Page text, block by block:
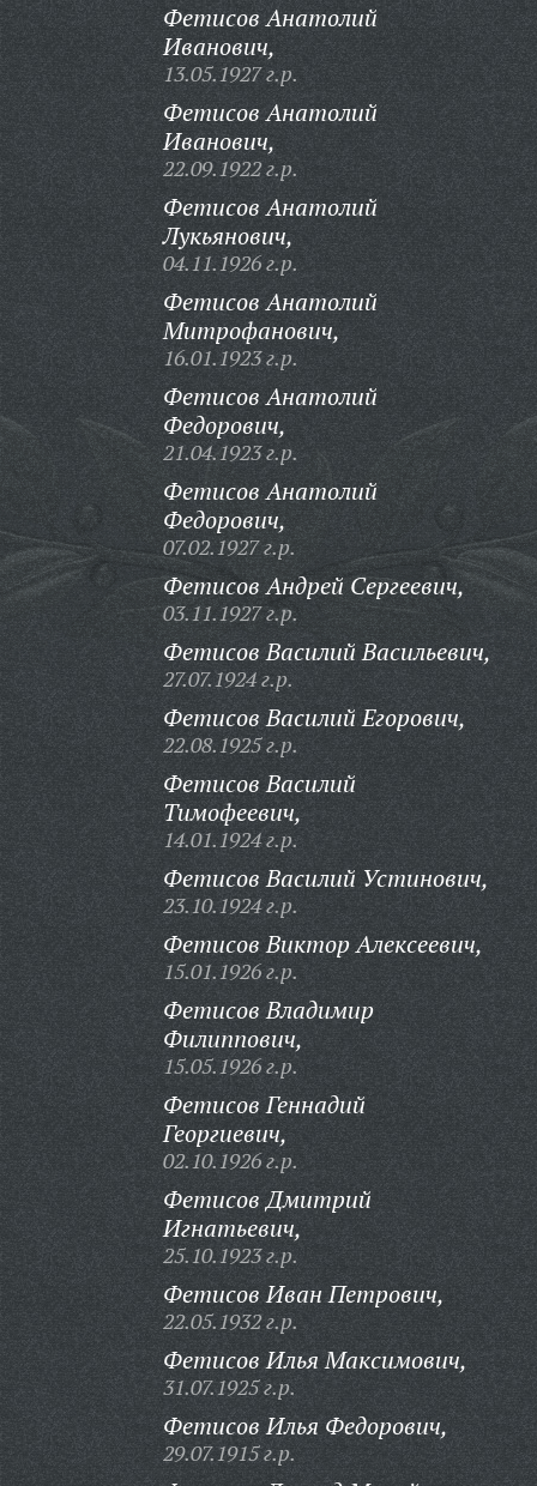
Фетисов Анатолий
Иванович,
13.05.1927 г.р.
Фетисов Анатолий
Иванович,
22.09.1922 г.р.
Фетисов Анатолий
Лукьянович,
04.11.1926 г.р.
Фетисов Анатолий
Митрофанович,
16.01.1923 г.р.
Фетисов Анатолий
Федорович,
21.04.1923 г.р.
Фетисов Анатолий
Федорович,
07.02.1927 г.р.
Фетисов Андрей Сергеевич,
03.11.1927 г.р.
Фетисов Василий Васильевич,
27.07.1924 г.р.
Фетисов Василий Егорович,
22.08.1925 г.р.
Фетисов Василий
Тимофеевич,
14.01.1924 г.р.
Фетисов Василий Устинович,
23.10.1924 г.р.
Фетисов Виктор Алексеевич,
15.01.1926 г.р.
Фетисов Владимир
Филиппович,
15.05.1926 г.р.
Фетисов Геннадий
Георгиевич,
02.10.1926 г.р.
Фетисов Дмитрий
Игнатьевич,
25.10.1923 г.р.
Фетисов Иван Петрович,
22.05.1932 г.р.
Фетисов Илья Максимович,
31.07.1925 г.р.
Фетисов Илья Федорович,
29.07.1915 г.р.